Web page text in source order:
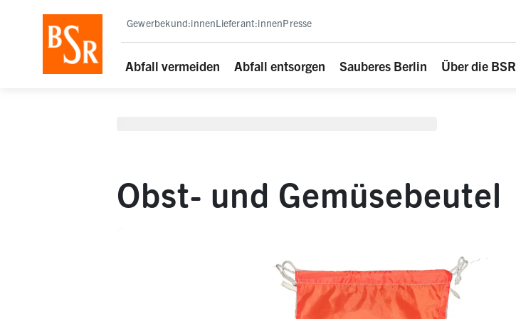
Gewerbekund:innenLieferant:innenPresse
Abfall vermeiden Abfall entsorgen Sauberes Berlin Über die BSR
Obst- und Gemüsebeutel